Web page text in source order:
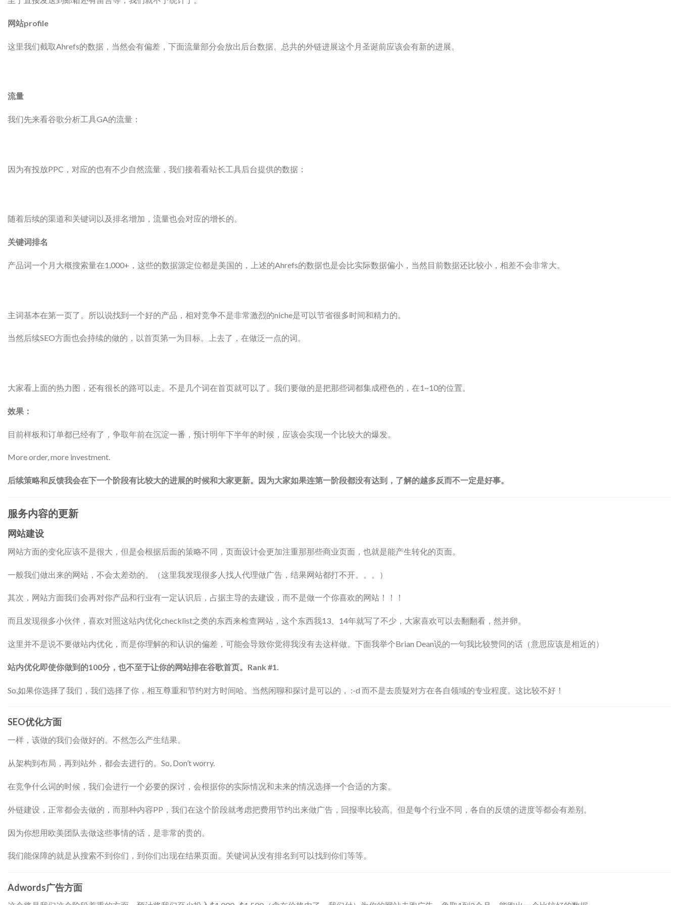
网站profile
这里我们截取Ahrefs的数据，当然会有偏差，下面流量部分会放出后台数据。总共的外链进展这个月圣诞前应该会有新的进展。
流量
我们先来看谷歌分析工具GA的流量：
因为有投放PPC，对应的也有不少自然流量，我们接着看站长工具后台提供的数据：
随着后续的渠道和关键词以及排名增加，流量也会对应的增长的。
关键词排名
产品词一个月大概搜索量在1,000+，这些的数据源定位都是美国的，上述的Ahrefs的数据也是会比实际数据偏小，当然目前数据还比较小，相差不会非常大。
主词基本在第一页了。所以说找到一个好的产品，相对竞争不是非常激烈的niche是可以节省很多时间和精力的。
当然后续SEO方面也会持续的做的，以首页第一为目标。上去了，在做泛一点的词。
大家看上面的热力图，还有很长的路可以走。不是几个词在首页就可以了。我们要做的是把那些词都集成橙色的，在1~10的位置。
效果：
目前样板和订单都已经有了，争取年前在沉淀一番，预计明年下半年的时候，应该会实现一个比较大的爆发。
More order, more investment.
后续策略和反馈我会在下一个阶段有比较大的进展的时候和大家更新。因为大家如果连第一阶段都没有达到，了解的越多反而不一定是好事。
服务内容的更新
网站建设
网站方面的变化应该不是很大，但是会根据后面的策略不同，页面设计会更加注重那那些商业页面，也就是能产生转化的页面。
一般我们做出来的网站，不会太差劲的。（这里我发现很多人找人代理做广告，结果网站都打不开。。。）
其次，网站方面我们会再对你产品和行业有一定认识后，占据主导的去建设，而不是做一个你喜欢的网站！！！
而且发现很多小伙伴，喜欢对照这站内优化checklist之类的东西来检查网站，这个东西我13、14年就写了不少，大家喜欢可以去翻翻看，然并卵。
这里并不是说不要做站内优化，而是你理解的和认识的偏差，可能会导致你觉得我没有去这样做。下面我举个Brian Dean说的一句我比较赞同的话（意思应该是相近的）
站内优化即使你做到的100分，也不至于让你的网站排在谷歌首页。Rank #1.
So,如果你选择了我们，我们选择了你，相互尊重和节约对方时间哈。当然闲聊和探讨是可以的， :-d 而不是去质疑对方在各自领域的专业程度。这比较不好！
SEO优化方面
一样，该做的我们会做好的。不然怎么产生结果。
从架构到布局，再到站外，都会去进行的。So, Don’t worry.
在竞争什么词的时候，我们会进行一个必要的探讨，会根据你的实际情况和未来的情况选择一个合适的方案。
外链建设，正常都会去做的，而那种内容PP，我们在这个阶段就考虑把费用节约出来做广告，回报率比较高。但是每个行业不同，各自的反馈的进度等都会有差别。
因为你想用欧美团队去做这些事情的话，是非常的贵的。
我们能保障的就是从搜索不到你们，到你们出现在结果页面。关键词从没有排名到可以找到你们等等。
Adwords广告方面